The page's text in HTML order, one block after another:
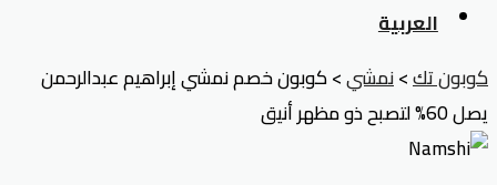
العربية
كوبون تك>نمشي>كوبون خصم نمشي إبراهيم عبدالرحمن
يصل 60% لتصبح ذو مظهر أنيق